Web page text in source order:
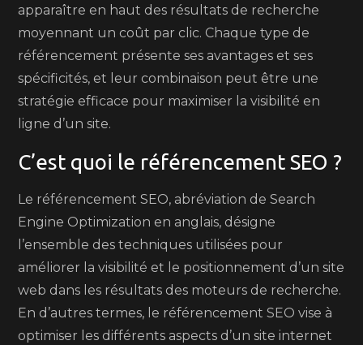
apparaître en haut des résultats de recherche
moyennant un coût par clic. Chaque type de
référencement présente ses avantages et ses
spécificités, et leur combinaison peut être une
stratégie efficace pour maximiser la visibilité en
ligne d’un site.
C’est quoi le référencement SEO ?
Le référencement SEO, abréviation de Search
Engine Optimization en anglais, désigne
l’ensemble des techniques utilisées pour
améliorer la visibilité et le positionnement d’un site
web dans les résultats des moteurs de recherche.
En d’autres termes, le référencement SEO vise à
optimiser les différents aspects d’un site internet